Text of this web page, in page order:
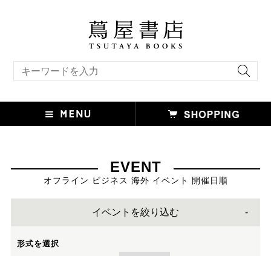
EVENT
オフライン ビジネス 海外 イベント 開催日順
イベントを絞り込む
形式を選択